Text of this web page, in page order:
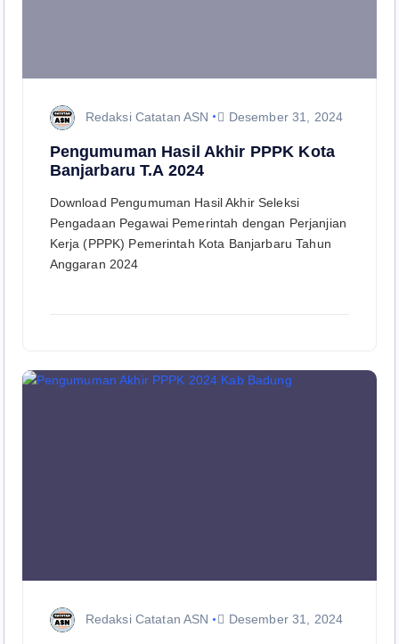
Redaksi Catatan ASN Desember 31, 2024
Pengumuman Hasil Akhir PPPK Kota
Banjarbaru T.A 2024
Download Pengumuman Hasil Akhir Seleksi
Pengadaan Pegawai Pemerintah dengan Perjanjian
Kerja (PPPK) Pemerintah Kota Banjarbaru Tahun
Anggaran 2024
Redaksi Catatan ASN Desember 31, 2024